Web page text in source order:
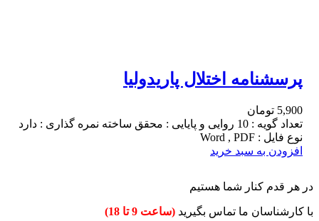
پرسشنامه اختلال پاریدولیا
5,900 تومان
تعداد گویه : 10 روایی و پایایی : محقق ساخته نمره گذاری : دارد
نوع فایل : Word , PDF
افزودن به سبد خرید
در هر قدم کنار شما هستیم
با کارشناسان ما تماس بگیرید (ساعت 9 تا 18)